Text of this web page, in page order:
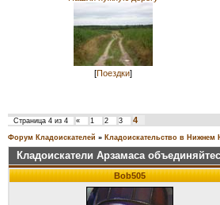
[Поездки]
Страница 4 из 4 « 1 2 3 4
Форум Кладоискателей » Кладоискательство в Нижнем
Кладоискатели Арзамаса
Bob505